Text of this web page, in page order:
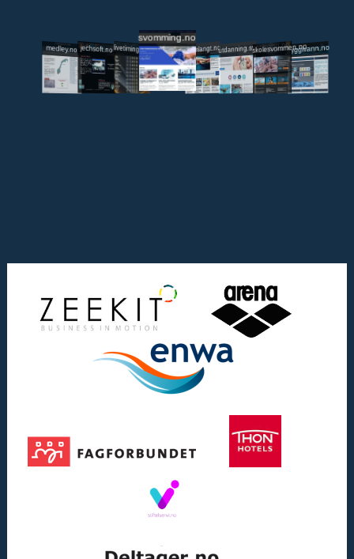
medley.no jechsoft.nolivetiming.medley.no
svomming.no
svomlangt.noutdanning.svomming.no
skolesvommen.notryggivann.no